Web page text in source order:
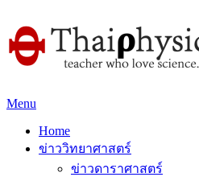
Menu
Home
ข่าววิทยาศาสตร์
ข่าวดาราศาสตร์